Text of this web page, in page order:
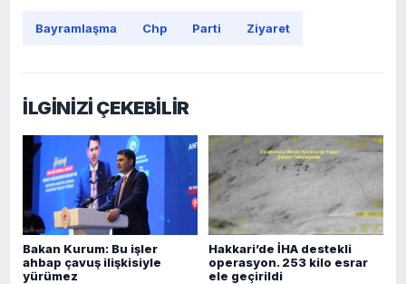
Bayramlaşma Chp Parti Ziyaret
İLGİNİZİ ÇEKEBİLİR
Bakan Kurum: Bu işler
ahbap çavuş ilişkisiyle
yürümez
Hakkari’de İHA destekli
operasyon. 253 kilo esrar
ele geçirildi